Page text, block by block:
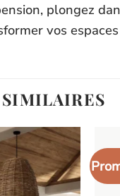
plongez
vos
Ajouter
à la liste